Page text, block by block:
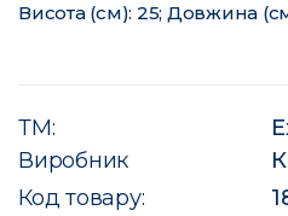
Висота (см): 25; Довжина
ТМ:
Виробник
Код товару: